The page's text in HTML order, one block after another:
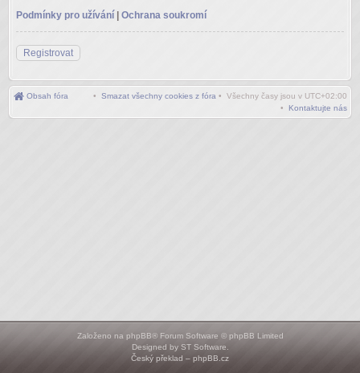
Podmínky pro užívání
Ochrana soukromí
Registrovat
Obsah fóra • Všechny časy jsou v UTC+02:00
• Smazat všechny cookies z fóra
• Kontaktujte nás
Založeno na phpBB® Forum Software © phpBB Limited
Designed by ST Software
Český překlad – phpBB.cz